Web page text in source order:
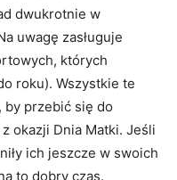
dwukrotnie w
uwagę zasługuje
których
roku). Wszystkie te
by przebić się do
okazji Dnia Matki. Jeśli
ich jeszcze w swoich
to dobry czas.